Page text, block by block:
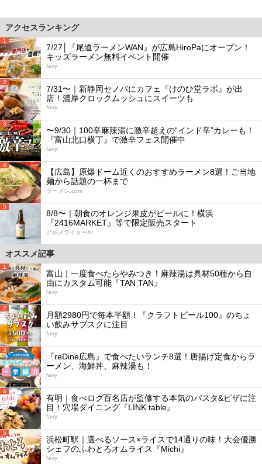
アクセスランキング
1
7/27│『尾道ラーメンWAN』が広島HiroPaにオープン！
キッズラーメン無料イベント開催
favy
2
7/31〜｜新静岡セノバにカフェ『けのひ堂ラボ』が出
店！濃厚クロックムッシュにスイーツも
favy
3
〜9/30｜100辛麻辣湯に激辛超えの“インド辛”カレーも！
『富山北口横丁』で激辛フェス開催中
favy
4
【広島】原爆ドーム近くのおすすめラーメン8選！ご当地
麺から話題の一杯まで
ラーメン.com
5
8/8〜｜朝食のオレンジ果皮がビールに！横浜
『2416MARKET』等で限定販売スタート
グルメライターAI
オススメ記事
1
富山｜一度食べたらやみつき！麻辣湯は具材50種から自
由にカスタム可能『TAN TAN』
favy
2
月額2980円で毎本半額！『クラフトビール100』のちょ
い飲みサブスクに注目
favy
3
『reDine広島』で食べたいランチ8選！唐揚げ定食からラ
ーメン、海鮮丼、麻辣湯も！
favy
4
有明｜食べログ百名店が監修する本気のパスタ&ピザに注
目！穴場ダイニング『LINK table』
favy
5
浜松町駅｜選べるソース×ライスで14通りの味！大会優勝
シェフのふわとろオムライス『Michi』
favy